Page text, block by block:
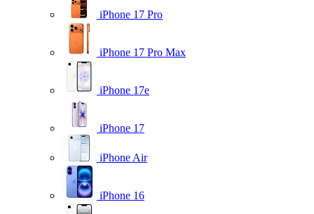
iPhone 17 Pro
iPhone 17 Pro Max
iPhone 17e
iPhone 17
iPhone Air
iPhone 16